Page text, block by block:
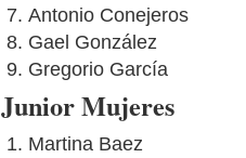
Antonio Conejeros
Gael González
Gregorio García
Junior Mujeres
Martina Baez